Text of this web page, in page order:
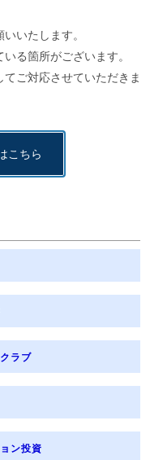
いたします。
る箇所がございます。
ご対応させていただきま
こちら
ラブ
ン投資